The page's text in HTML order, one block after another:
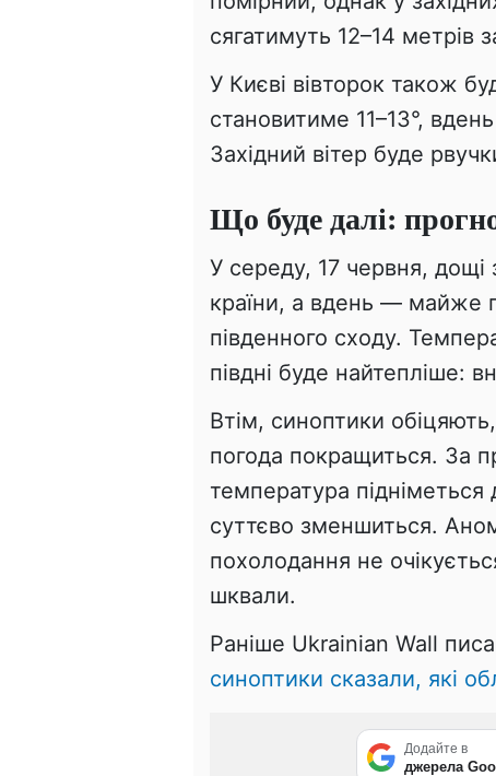
сягатимуть 12–14 метрів
У Києві вівторок також
становитиме 11–13°,
Західний вітер буде
Що буде далі:
У середу, 17 червня, дощі
країни, а вдень — майже
південного сходу.
півдні буде найтепліше:
Втім, синоптики
погода покращиться. За
температура підніметься
суттєво зменшиться.
похолодання не
шквали.
Раніше Ukrainian Wall
синоптики сказали, які
Додайте в
джерела